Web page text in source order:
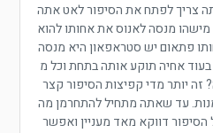
צריך לפתח את הסיפור לאט אתה
מנסה לאנוס את אחותו להוא
פתאום יש סטראפאון היא מנסה
בעוד אחיה תוקע אותה בתחת וכל מ
יותר מדי קפיצות הסיפור קצר
עד שאתה מתחיל להתחרמן מה
הסיפור דווקא מאד מעניין ואפשר